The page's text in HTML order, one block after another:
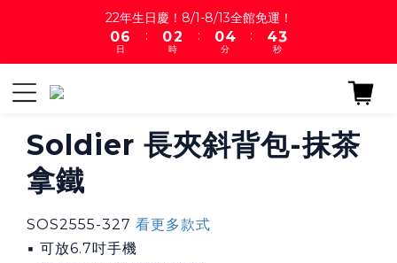
22年生日慶！8/1-8/13全館免運！
1
0
7
6
5
0
日
:
1
0
3
2
1
時
:
1
0
5
4
3
分
:
5
4
3
4
3
2
秒
Soldier 長夾斜背包-抹茶
拿鐵
SOS2555-327 看更多款式
▪ 可放6.7吋手機